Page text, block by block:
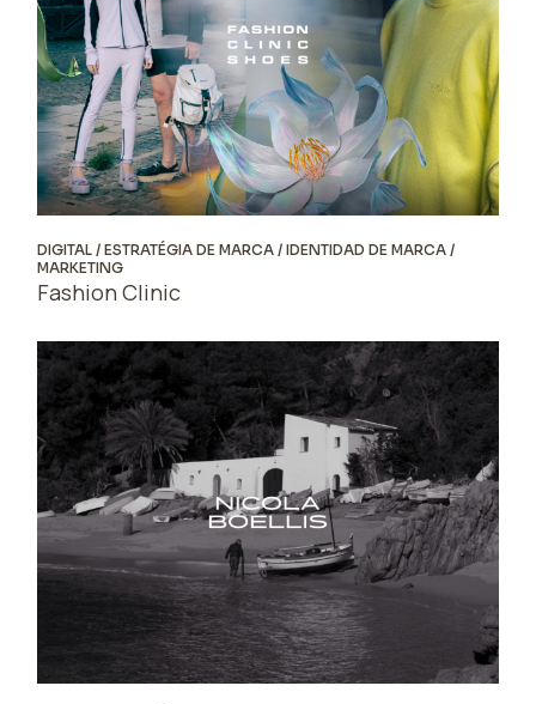
DIGITAL ESTRATÉGIA DE MARCA
IDENTIDAD DE MARCA
MARKETING
Fashion Clinic